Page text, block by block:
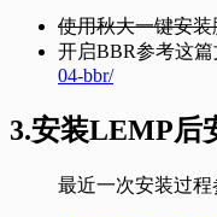
使用秋大一键安
开启BBR参考这篇
04-bbr/
3.安装LEMP后
最近一次安装过程